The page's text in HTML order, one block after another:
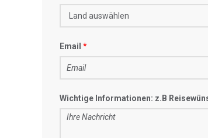
Email
Wichtige Informationen: z.B